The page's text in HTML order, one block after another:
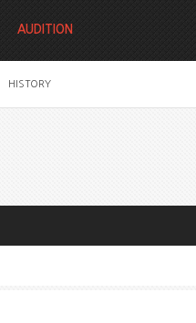
AUDITION
HISTORY